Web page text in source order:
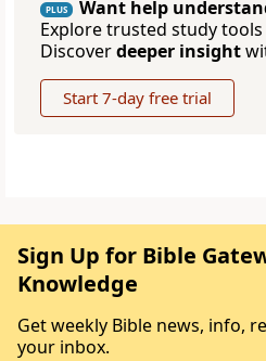
PLUS
Want help
Explore trusted study
Discoverdeeper insight
Start 7-day free trial
Sign Up for Bible
Knowledge
Get weekly Bible news, info,
your inbox.